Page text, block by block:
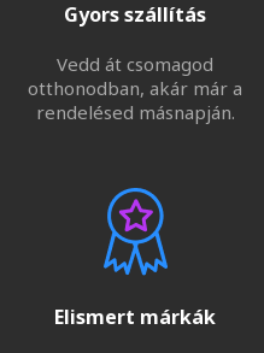
Gyors szállítás
Vedd át csomagod
otthonodban, akár már a
rendelésed másnapján.
Elismert márkák